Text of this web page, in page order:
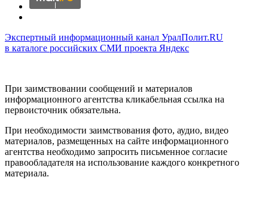
Экспертный информационный канал УралПолит.RU
в каталоге российских СМИ проекта Яндекс
При заимствовании сообщений и материалов
информационного агентства кликабельная ссылка на
первоисточник обязательна.
При необходимости заимствования фото, аудио, видео
материалов, размещенных на сайте информационного
агентства необходимо запросить письменное согласие
правообладателя на использование каждого конкретного
материала.